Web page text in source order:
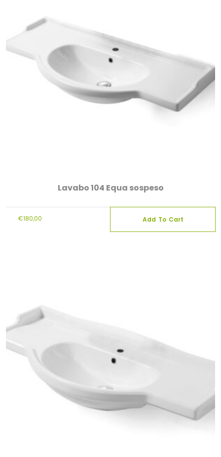
Lavabo 104 Equa sospeso
€180,00 Add To Cart